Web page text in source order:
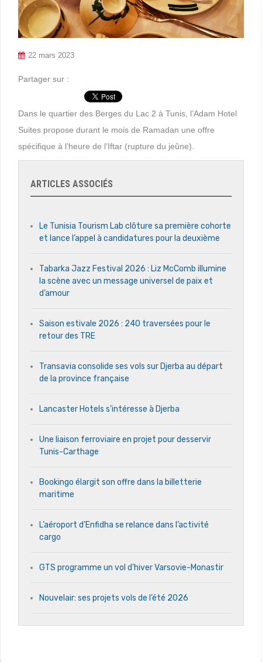
22 mars 2023
Partager sur :
Dans le quartier des Berges du Lac 2 à Tunis, l’Adam Hotel
Suites propose durant le mois de Ramadan une offre
spécifique à l’heure de l’Iftar (rupture du jeûne).
ARTICLES ASSOCIÉS
Le Tunisia Tourism Lab clôture sa première cohorte
et lance l’appel à candidatures pour la deuxième
Tabarka Jazz Festival 2026 : Liz McComb illumine
la scène avec un message universel de paix et
d’amour
Saison estivale 2026 : 240 traversées pour le
retour des TRE
Transavia consolide ses vols sur Djerba au départ
de la province française
Lancaster Hotels s’intéresse à Djerba
Une liaison ferroviaire en projet pour desservir
Tunis-Carthage
Bookingo élargit son offre dans la billetterie
maritime
L’aéroport d’Enfidha se relance dans l’activité
cargo
GTS programme un vol d’hiver Varsovie-Monastir
Nouvelair: ses projets vols de l’été 2026